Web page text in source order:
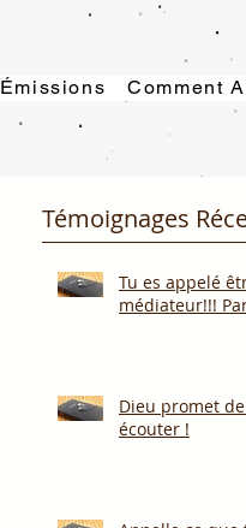
Émissions Comment
Témoignages
Tu es appelé
médiateur!!!
Dieu promet
écouter !